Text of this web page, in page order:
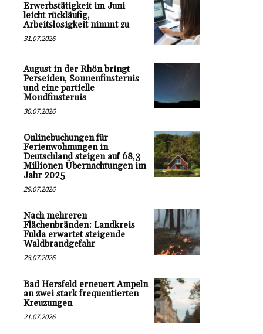
Erwerbstätigkeit im Juni
leicht rückläufig,
Arbeitslosigkeit nimmt zu
31.07.2026
August in der Rhön bringt
Perseiden, Sonnenfinsternis
und eine partielle
Mondfinsternis
30.07.2026
Onlinebuchungen für
Ferienwohnungen in
Deutschland steigen auf 68,3
Millionen Übernachtungen im
Jahr 2025
29.07.2026
Nach mehreren
Flächenbränden: Landkreis
Fulda erwartet steigende
Waldbrandgefahr
28.07.2026
Bad Hersfeld erneuert Ampeln
an zwei stark frequentierten
Kreuzungen
21.07.2026